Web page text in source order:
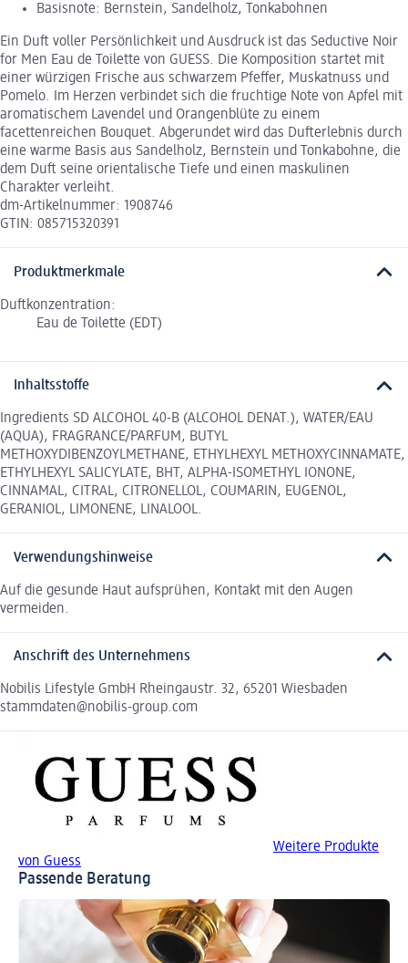
Basisnote: Bernstein, Sandelholz, Tonkabohnen
Ein Duft voller Persönlichkeit und Ausdruck ist das Seductive Noir
for Men Eau de Toilette von GUESS. Die Komposition startet mit
einer würzigen Frische aus schwarzem Pfeffer, Muskatnuss und
Pomelo. Im Herzen verbindet sich die fruchtige Note von Apfel mit
aromatischem Lavendel und Orangenblüte zu einem
facettenreichen Bouquet. Abgerundet wird das Dufterlebnis durch
eine warme Basis aus Sandelholz, Bernstein und Tonkabohne, die
dem Duft seine orientalische Tiefe und einen maskulinen
Charakter verleiht.
dm-Artikelnummer: 1908746
GTIN: 085715320391
Produktmerkmale
Duftkonzentration:
Eau de Toilette (EDT)
Inhaltsstoffe
Ingredients SD ALCOHOL 40-B (ALCOHOL DENAT.), WATER/EAU
(AQUA), FRAGRANCE/PARFUM, BUTYL
METHOXYDIBENZOYLMETHANE, ETHYLHEXYL METHOXYCINNAMATE,
ETHYLHEXYL SALICYLATE, BHT, ALPHA-ISOMETHYL IONONE,
CINNAMAL, CITRAL, CITRONELLOL, COUMARIN, EUGENOL,
GERANIOL, LIMONENE, LINALOOL.
Verwendungshinweise
Auf die gesunde Haut aufsprühen, Kontakt mit den Augen
vermeiden.
Anschrift des Unternehmens
Nobilis Lifestyle GmbH Rheingaustr. 32, 65201 Wiesbaden
stammdaten@nobilis-group.com
Weitere Produkte
von Guess
Passende Beratung